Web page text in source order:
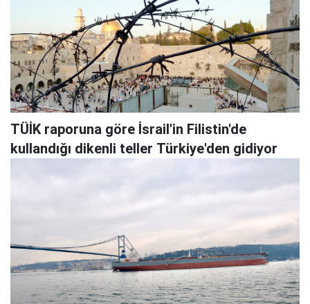
TÜİK raporuna göre İsrail'in Filistin'de
kullandığı dikenli teller Türkiye'den gidiyor